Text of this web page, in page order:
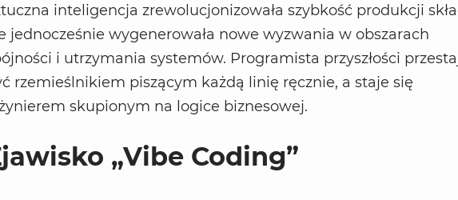
inteligencja zrewolucjonizowała szybkość produkcji
jednocześnie wygenerowała nowe wyzwania w obszarach
i utrzymania systemów. Programista przyszłości
rzemieślnikiem piszącym każdą linię ręcznie, a staje się
skupionym na logice biznesowej.
„Vibe Coding”